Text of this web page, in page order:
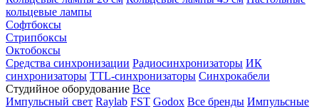
кольцевые лампы
Софтбоксы
Стрипбоксы
Октобоксы
Средства синхронизации Радиосинхронизаторы ИК
синхронизаторы TTL-синхронизаторы Синхрокабели
Студийное оборудование Все
Импульсный свет Raylab FST Godox Все бренды Импульсные